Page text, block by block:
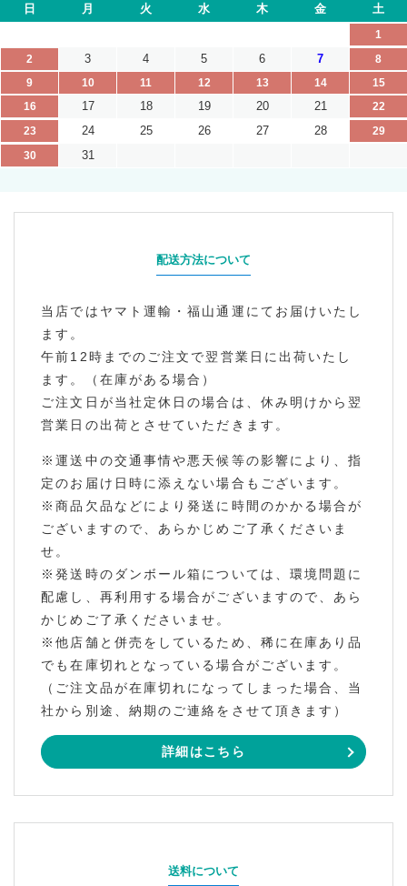
日 月 火 水 木 金 土
1
2
3 4 5 6 7
8
9
10 11 12 13 14
15
16
17 18 19 20 21
22
23
24 25 26 27 28
29
30
31
配送方法について
当店ではヤマト運輸・福山通運にてお届けいたし
ます。
午前12時までのご注文で翌営業日に出荷いたし
ます。（在庫がある場合）
ご注文日が当社定休日の場合は、休み明けから翌
営業日の出荷とさせていただきます。
※運送中の交通事情や悪天候等の影響により、指
定のお届け日時に添えない場合もございます。
※商品欠品などにより発送に時間のかかる場合が
ございますので、あらかじめご了承くださいま
せ。
※発送時のダンボール箱については、環境問題に
配慮し、再利用する場合がございますので、あら
かじめご了承くださいませ。
※他店舗と併売をしているため、稀に在庫あり品
でも在庫切れとなっている場合がございます。
（ご注文品が在庫切れになってしまった場合、当
社から別途、納期のご連絡をさせて頂きます）
詳細はこちら
送料について